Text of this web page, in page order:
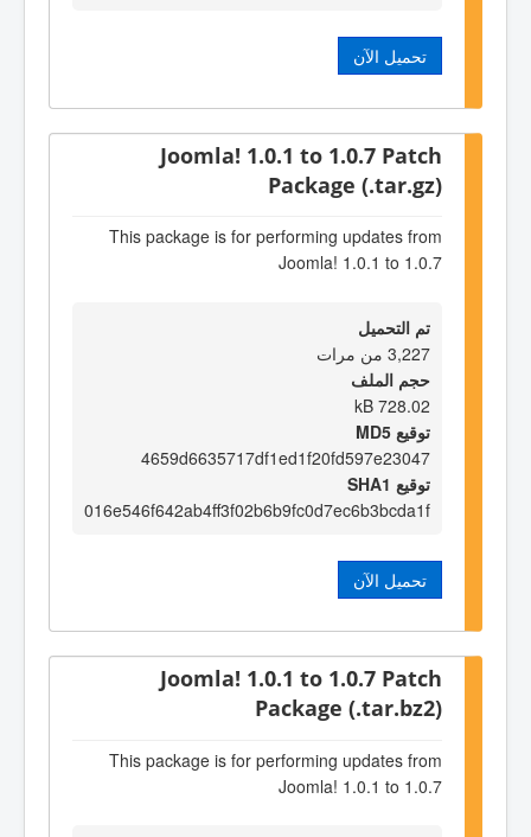
تحميل الآن
Joomla! 1.0.1 to 1.0.7 Patch
Package (.tar.gz)
This package is for performing updates from
Joomla! 1.0.1 to 1.0.7
تم التحميل
3,227 من مرات
حجم الملف
728.02 kB
توقيع MD5
4659d6635717df1ed1f20fd597e23047
توقيع SHA1
016e546f642ab4ff3f02b6b9fc0d7ec6b3bcda1f
تحميل الآن
Joomla! 1.0.1 to 1.0.7 Patch
Package (.tar.bz2)
This package is for performing updates from
Joomla! 1.0.1 to 1.0.7